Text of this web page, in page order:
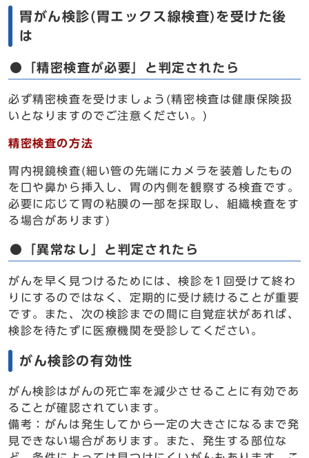
胃がん検診(胃エックス線検査)を受けた後
は
●「精密検査が必要」と判定されたら
必ず精密検査を受けましょう(精密検査は健康保険扱
いとなりますのでご注意ください。)
精密検査の方法
胃内視鏡検査(細い管の先端にカメラを装着したもの
を口や鼻から挿入し、胃の内側を観察する検査です。
必要に応じて胃の粘膜の一部を採取し、組織検査をす
る場合があります)
●「異常なし」と判定されたら
がんを早く見つけるためには、検診を1回受けて終わ
りにするのではなく、定期的に受け続けることが重要
です。また、次の検診までの間に自覚症状があれば、
検診を待たずに医療機関を受診してください。
がん検診の有効性
がん検診はがんの死亡率を減少させることに有効であ
ることが確認されています。
備考：がんは発生してから一定の大きさになるまで発
見できない場合があります。また、発生する部位な